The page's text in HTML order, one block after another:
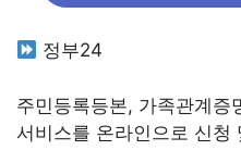
정부24
주민등록등본, 가족관계
서비스를 온라인으로 신청